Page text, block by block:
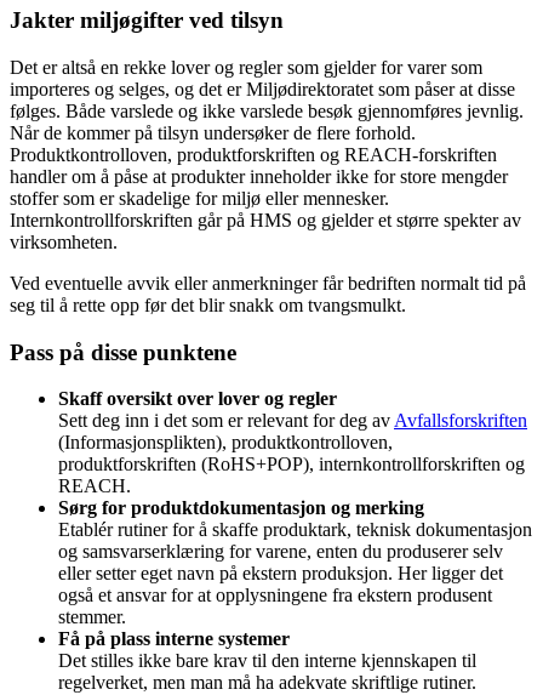
Jakter miljøgifter ved tilsyn
Det er altså en rekke lover og regler som gjelder for varer som
importeres og selges, og det er Miljødirektoratet som påser at disse
følges. Både varslede og ikke varslede besøk gjennomføres jevnlig.
Når de kommer på tilsyn undersøker de flere forhold.
Produktkontrolloven, produktforskriften og REACH-forskriften
handler om å påse at produkter inneholder ikke for store mengder
stoffer som er skadelige for miljø eller mennesker.
Internkontrollforskriften går på HMS og gjelder et større spekter av
virksomheten.
Ved eventuelle avvik eller anmerkninger får bedriften normalt tid på
seg til å rette opp før det blir snakk om tvangsmulkt.
Pass på disse punktene
Skaff oversikt over lover og regler
Sett deg inn i det som er relevant for deg avAvfallsforskriften
(Informasjonsplikten), produktkontrolloven,
produktforskriften (RoHS+POP), internkontrollforskriften og
REACH.
Sørg for produktdokumentasjon og merking
Etablér rutiner for å skaffe produktark, teknisk dokumentasjon
og samsvarserklæring for varene, enten du produserer selv
eller setter eget navn på ekstern produksjon. Her ligger det
også et ansvar for at opplysningene fra ekstern produsent
stemmer.
Få på plass interne systemer
Det stilles ikke bare krav til den interne kjennskapen til
regelverket, men man må ha adekvate skriftlige rutiner.